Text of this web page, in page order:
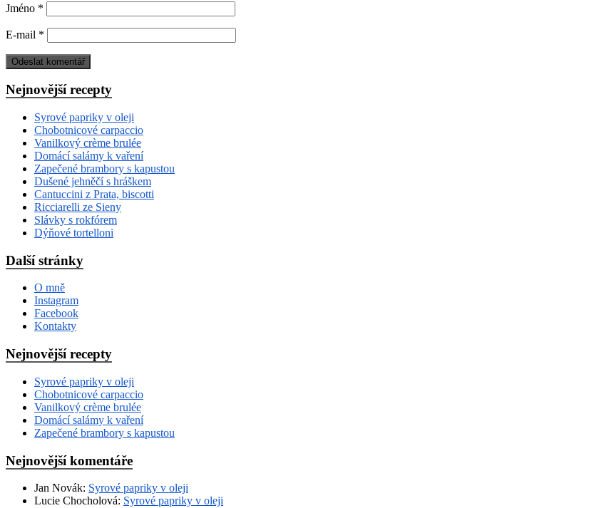
Jméno *
E-mail *
Nejnovější recepty
Syrové papriky v oleji
Chobotnicové carpaccio
Vanilkový crème brulée
Domácí salámy k vaření
Zapečené brambory s kapustou
Dušené jehněčí s hráškem
Cantuccini z Prata, biscotti
Ricciarelli ze Sieny
Slávky s rokfórem
Dýňové tortelloni
Další stránky
O mně
Instagram
Facebook
Kontakty
Nejnovější recepty
Syrové papriky v oleji
Chobotnicové carpaccio
Vanilkový crème brulée
Domácí salámy k vaření
Zapečené brambory s kapustou
Nejnovější komentáře
Jan Novák: Syrové papriky v oleji
Lucie Chocholová: Syrové papriky v oleji